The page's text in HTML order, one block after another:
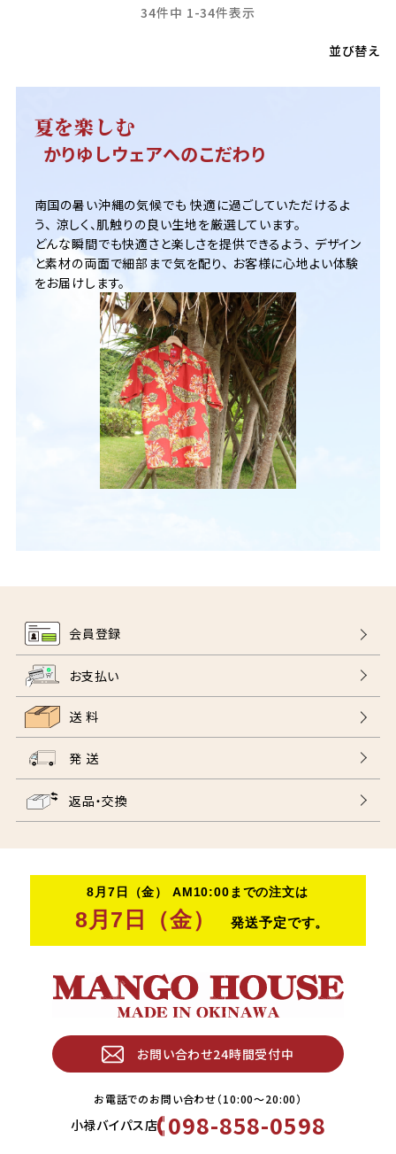
並び替え
34件中 1-34件表示
夏を楽しむ
かりゆしウェアへのこだわり
南国の暑い沖縄の気候でも 快適に過ごしていただけるよ
う、 涼しく、肌触りの良い生地を厳選しています。
どんな瞬間でも快適さと楽しさを提供できるよう、 デザイン
と素材の両面で細部まで気を配り、 お客様に心地よい体験
をお届けします。
会員登録
お支払い
送 料
発 送
返品・交換
お問い合わせ24時間受付中
お電話でのお問い合わせ（10:00〜20:00）
小禄バイパス店 098-858-0598